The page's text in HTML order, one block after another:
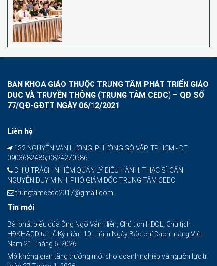
BAN KHOA GIÁO THUỘC TRUNG TÂM PHÁT TRIỂN GIÁO
DỤC VÀ TRUYỀN THÔNG (TRUNG TÂM CEDC) – QĐ SỐ
77/QĐ-GĐTT NGÀY 06/12/2021
Liên hệ
132 NGUYỄN VĂN LƯỢNG, PHƯỜNG GÒ VẤP, TP.HCM - ĐT:
0903682486; 0824270686
CHỊU TRÁCH NHIỆM QUẢN LÝ ĐIỀU HÀNH: THẠC SĨ CẤN
NGUYỄN DUY MINH, PHÓ GIÁM ĐỐC TRUNG TÂM CEDC
trungtamcedc2017@gmail.com
Tin mới
Bài phát biểu của Ông Ngô Văn Hiền, Chủ tịch HĐQL, Chủ tịch
HĐKH&GD tại Lễ Kỷ niệm 101 năm Ngày Báo chí Cách mạng Việt
Nam 21 Tháng 6, 2026
Mở không gian tăng trưởng mới cho doanh nghiệp và nguồn lực tri